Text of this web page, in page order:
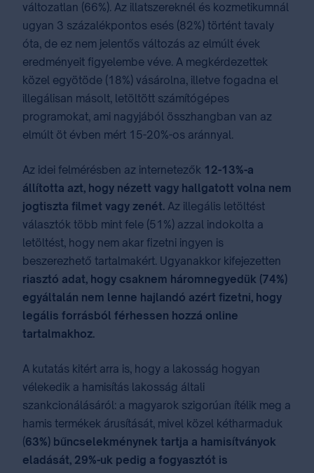
változatlan (66%). Az illatszereknél és kozmetikumnál
ugyan 3 százalékpontos esés (82%) történt tavaly
óta, de ez nem jelentős változás az elmúlt évek
eredményeit figyelembe véve. A megkérdezettek
közel egyötöde (18%) vásárolna, illetve fogadna el
illegálisan másolt, letöltött számítógépes
programokat, ami nagyjából összhangban van az
elmúlt öt évben mért 15-20%-os aránnyal.
Az idei felmérésben az internetezők 12-13%-a
állította azt, hogy nézett vagy hallgatott volna nem
jogtiszta filmet vagy zenét. Az illegális letöltést
választók több mint fele (51%) azzal indokolta a
letöltést, hogy nem akar fizetni ingyen is
beszerezhető tartalmakért. Ugyanakkor kifejezetten
riasztó adat, hogy csaknem háromnegyedük (74%)
egyáltalán nem lenne hajlandó azért fizetni, hogy
legális forrásból férhessen hozzá online
tartalmakhoz.
A kutatás kitért arra is, hogy a lakosság hogyan
vélekedik a hamisítás lakosság általi
szankcionálásáról: a magyarok szigorúan ítélik meg a
hamis termékek árusítását, mivel közel kétharmaduk
(63%) bűncselekménynek tartja a hamisítványok
eladását, 29%-uk pedig a fogyasztót is